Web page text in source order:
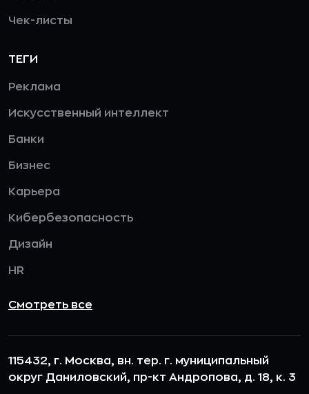
Чек-листы
ТЕГИ
Реклама
Искусственный интеллект
Банки
Бизнес
Карьера
Кибербезопасность
Дизайн
HR
Смотреть все
115432, г. Москва, вн. тер. г. муниципальный
округ Даниловский, пр-кт Андропова, д. 18, к. 3